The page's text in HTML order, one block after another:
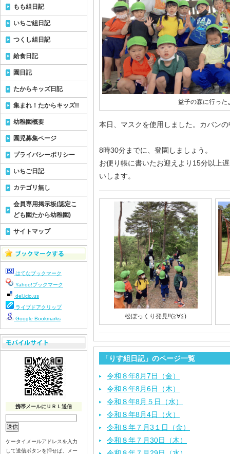
益子の森に行った
本日、マスクを使用しました。カバン
8時30分までに、登園しましょう。
お便り帳に書いたお迎えより15分以上
いします。
松ぼっくり発見‼︎(≧∀≦)
「りす組日記」のページ一覧
令和８年8月7日（金）
令和８年8月6日（木）
令和８年8月５日（水）
令和８年8月4日（火）
令和８年７月3１日（金）
令和８年７月30日（木）
もも組日記
いちご組日記
つくし組日記
給食日記
園日記
たからキッズ日記
集まれ！たからキッズ!!
幼稚園概要
園児募集ページ
プライバシーポリシー
いちご日記
カテゴリ無し
会員専用掲示板(認定こ
ども園たから幼稚園)
サイトマップ
はてなブックマーク
Yahoo!ブックマーク
del.icio.us
ライブドアクリップ
Google Bookmarks
携帯メールにＵＲＬ送信
ケータイメールアドレスを入力
して送信ボタンを押せば、メー